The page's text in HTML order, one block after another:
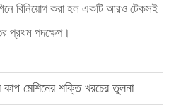
বিনিয়োগ করা হল একটি আরও টেকসই
প্রথম পদক্ষেপ।
মেশিনের শক্তি খরচের তুলনা